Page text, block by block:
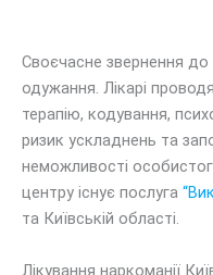
Своєчасне звернення до
одужання. Лікарі
терапію, кодування,
ризик ускладнень та
неможливості
центру існує послуга
та Київській області.
Лікування наркоманії